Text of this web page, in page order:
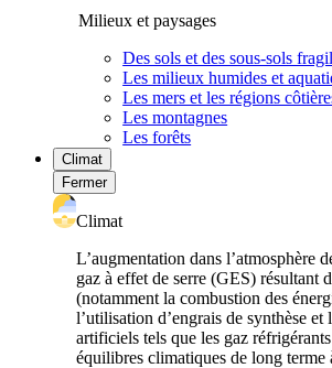
Milieux et paysages
Des sols et des sous-sols
Les milieux humides et
Les mers et les régions
Les montagnes
Les forêts
Climat
Fermer
Climat
L’augmentation dans l’atmosphère
gaz à effet de serre (GES) résultant
(notamment la combustion des
l’utilisation d’engrais de synthèse
artificiels tels que les gaz
équilibres climatiques de long terme